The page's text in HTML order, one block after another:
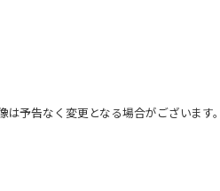
予告なく変更となる場合がございます